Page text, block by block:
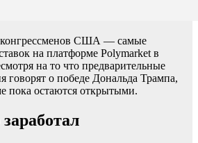
США — самые
на платформе Polymarket в
на то что предварительные
говорят о победе Дональда Трампа,
пока остаются открытыми.